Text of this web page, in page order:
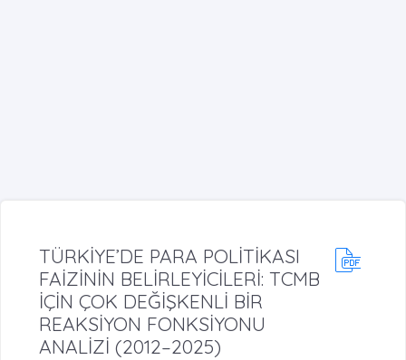
TÜRKİYE’DE PARA POLİTİKASI
FAİZİNİN BELİRLEYİCİLERİ: TCMB
İÇİN ÇOK DEĞİŞKENLİ BİR
REAKSİYON FONKSİYONU
ANALİZİ (2012–2025)